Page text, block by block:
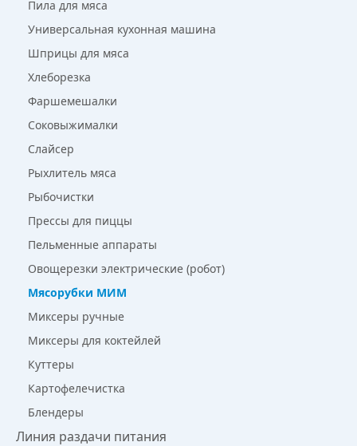
Пила для мяса
Универсальная кухонная машина
Шприцы для мяса
Хлеборезка
Фаршемешалки
Соковыжималки
Слайсер
Рыхлитель мяса
Рыбочистки
Прессы для пиццы
Пельменные аппараты
Овощерезки электрические (робот)
Мясорубки МИМ
Миксеры ручные
Миксеры для коктейлей
Куттеры
Картофелечистка
Блендеры
Линия раздачи питания